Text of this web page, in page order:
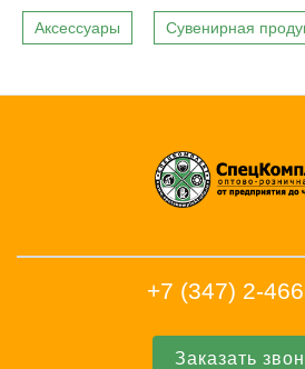
Аксессуары Сувенирная
+7 (347) 2-
Заказать